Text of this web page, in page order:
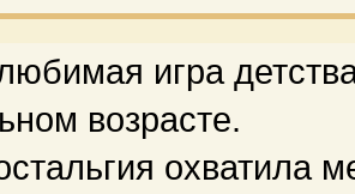
игра
возрасте.
охватила